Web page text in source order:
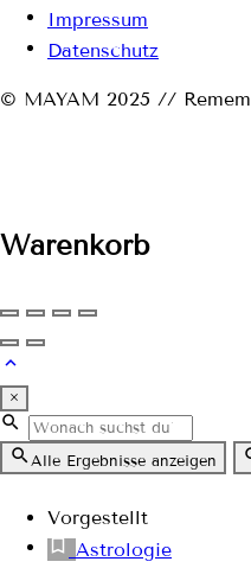
Impressum
Datenschutz
© MAYAM 2025 //
Warenkorb
×
Alle Ergebnisse anzeigen
Vorgestellt
Astrologie